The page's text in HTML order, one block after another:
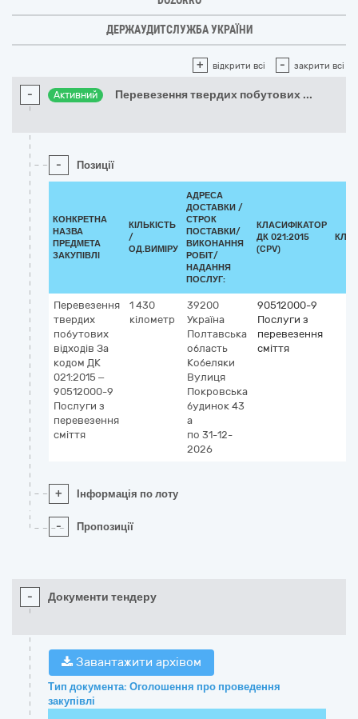
ДЕРЖАУДИТСЛУЖБА УКРАЇНИ
+ відкрити всі - закрити всі
- Активний Перевезення твердих побутових ...
- Позиції
КОНКРЕТНА
НАЗВА
ПРЕДМЕТА
ЗАКУПІВЛІ
КІЛЬКІСТЬ
/
ОД.ВИМІРУ
АДРЕСА
ДОСТАВКИ /
СТРОК
ПОСТАВКИ/
ВИКОНАННЯ
РОБІТ/
НАДАННЯ
ПОСЛУГ:
КЛАСИФІКАТОР
ДК 021:2015
(CPV)
Перевезення
твердих
побутових
відходів За
кодом ДК
021:2015 –
90512000-9
Послуги з
перевезення
сміття
1 430
кілометр
39200
Україна
Полтавська
область
Кобеляки
Вулиця
Покровська
будинок 43
а
по 31-12-
2026
90512000-9
Послуги з
перевезення
сміття
+ Інформація по лоту
- Пропозиції
- Документи тендеру
Завантажити архівом
Тип документа: Оголошення про проведення
закупівлі